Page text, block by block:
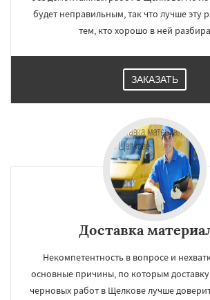
будет неправильным, так что лучше эту
тем, кто хорошо в ней
ЗАКАЗАТЬ
Доставка
Некомпетентность в вопросе и
основные причины, по которым
черновых работ в Щелкове лучше